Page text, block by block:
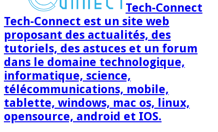
Tech-Connect
Tech-Connect est un site web
proposant des actualités, des
tutoriels, des astuces et un forum
dans le domaine technologique,
informatique, science,
télécommunications, mobile,
tablette, windows, mac os, linux,
opensource, android et IOS.